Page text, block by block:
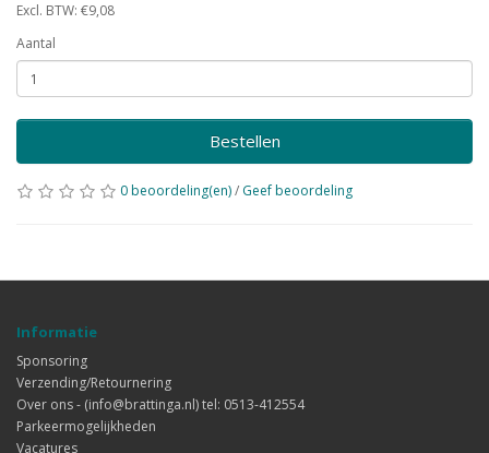
Excl. BTW: €9,08
Aantal
Bestellen
0 beoordeling(en)/ Geef beoordeling
Informatie
Sponsoring
Verzending/Retournering
Over ons - (info@brattinga.nl) tel: 0513-412554
Parkeermogelijkheden
Vacatures